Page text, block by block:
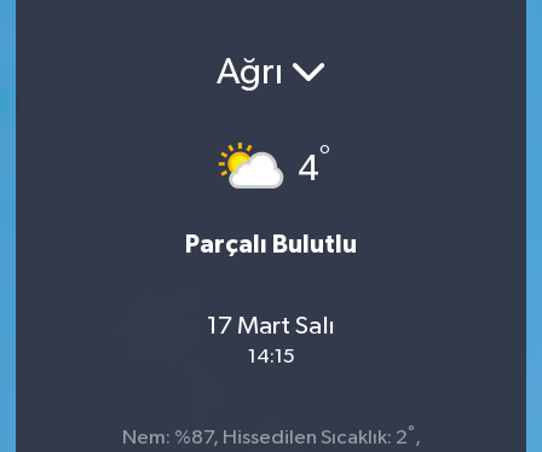
Ağrı
4°
Parçalı Bulutlu
17 Mart Salı
14:15
Nem: %87, Hissedilen Sıcaklık: 2°,